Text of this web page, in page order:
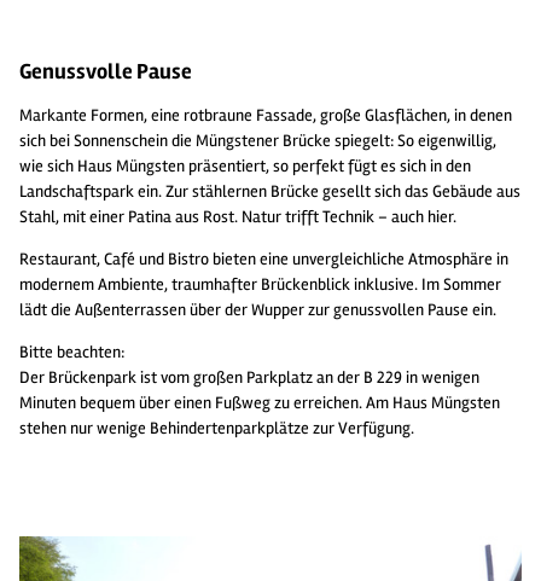
Genussvolle Pause
Markante Formen, eine rotbraune Fassade, große Glasflächen, in denen
sich bei Sonnenschein die Müngstener Brücke spiegelt: So eigenwillig,
wie sich Haus Müngsten präsentiert, so perfekt fügt es sich in den
Landschaftspark ein. Zur stählernen Brücke gesellt sich das Gebäude aus
Stahl, mit einer Patina aus Rost. Natur trifft Technik – auch hier.
Restaurant, Café und Bistro bieten eine unvergleichliche Atmosphäre in
modernem Ambiente, traumhafter Brückenblick inklusive. Im Sommer
lädt die Außenterrassen über der Wupper zur genussvollen Pause ein.
Bitte beachten:
Der Brückenpark ist vom großen Parkplatz an der B 229 in wenigen
Minuten bequem über einen Fußweg zu erreichen. Am Haus Müngsten
stehen nur wenige Behindertenparkplätze zur Verfügung.